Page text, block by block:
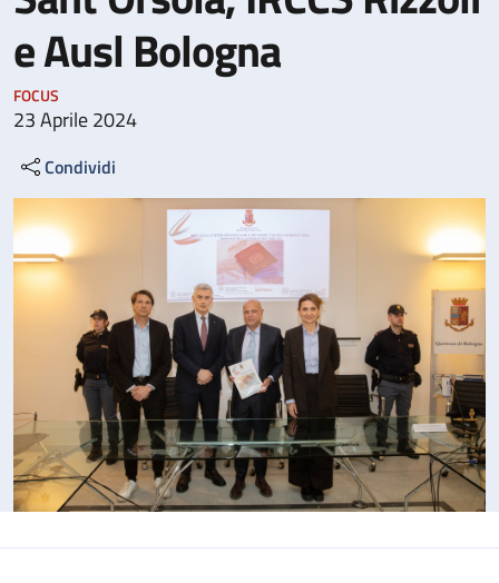
e Ausl Bologna
FOCUS
23 Aprile 2024
Condividi